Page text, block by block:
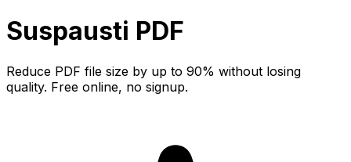
Suspausti PDF
Reduce PDF file size by up to 90% without losing
quality. Free online, no signup.